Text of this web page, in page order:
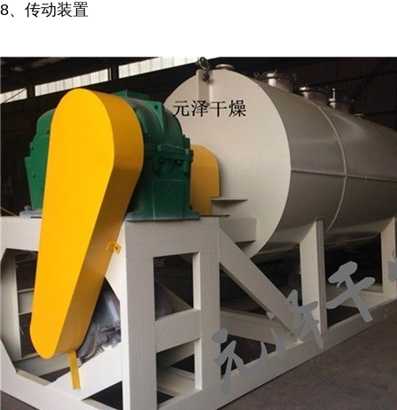
8、传动装置